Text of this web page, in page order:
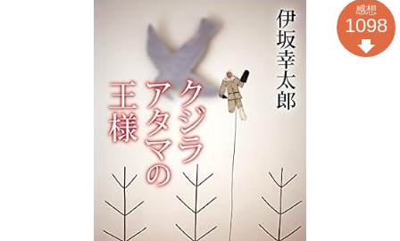
感想
1098